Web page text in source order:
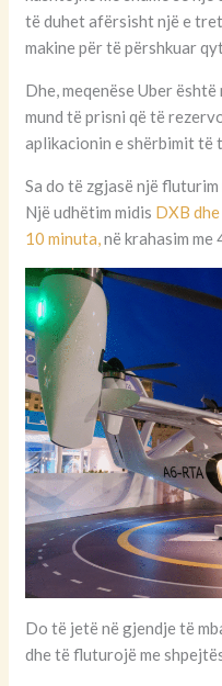
të duhet afërsisht një e
makine për të përshkuar
Dhe, meqenëse Uber
mund të prisni që të
aplikacionin e shërbimit
Sa do të zgjasë një
Një udhëtim midis DXB
10 minuta,në krahasim
Do të jetë në gjendje të
dhe të fluturojë me